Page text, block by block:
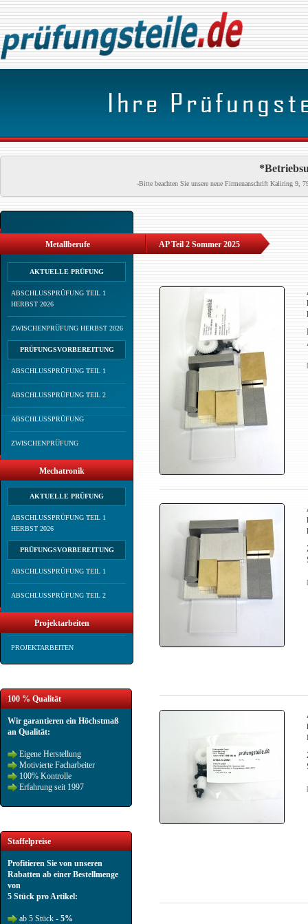
-Bitte beachten Sie unsere neue Firmenanschrift Kaliring 9,
Metallberufe
AKTUELLE PRÜFUNG
ABSCHLUSSPRÜFUNG TEIL 1
HERBST 2026
ZWISCHENPRÜFUNG HERBST 2026
PRÜFUNGSVORBEREITUNG
ABSCHLUSSPRÜFUNG TEIL 1
ABSCHLUSSPRÜFUNG TEIL 2
ABSCHLUSSPRÜFUNG
ZWISCHENPRÜFUNG
Mechatronik
AKTUELLE PRÜFUNG
ABSCHLUSSPRÜFUNG TEIL 1
HERBST 2026
PRÜFUNGSVORBEREITUNG
ABSCHLUSSPRÜFUNG TEIL 1
ABSCHLUSSPRÜFUNG TEIL 2
Projektarbeiten
PROJEKTARBEITEN
100 % Qualität
Wir garantieren ein Höchstmaß
an Qualität:
Eigene Herstellung
Motivierte Facharbeiter
100% Kontrolle
Erfahrung seit 1997
Staffelpreise
Profitieren Sie von unseren
Rabatten ab einer Bestellmenge
von
5 Stück pro Artikel:
ab 5 Stück - 5%
AP Teil 2 Sommer 2025